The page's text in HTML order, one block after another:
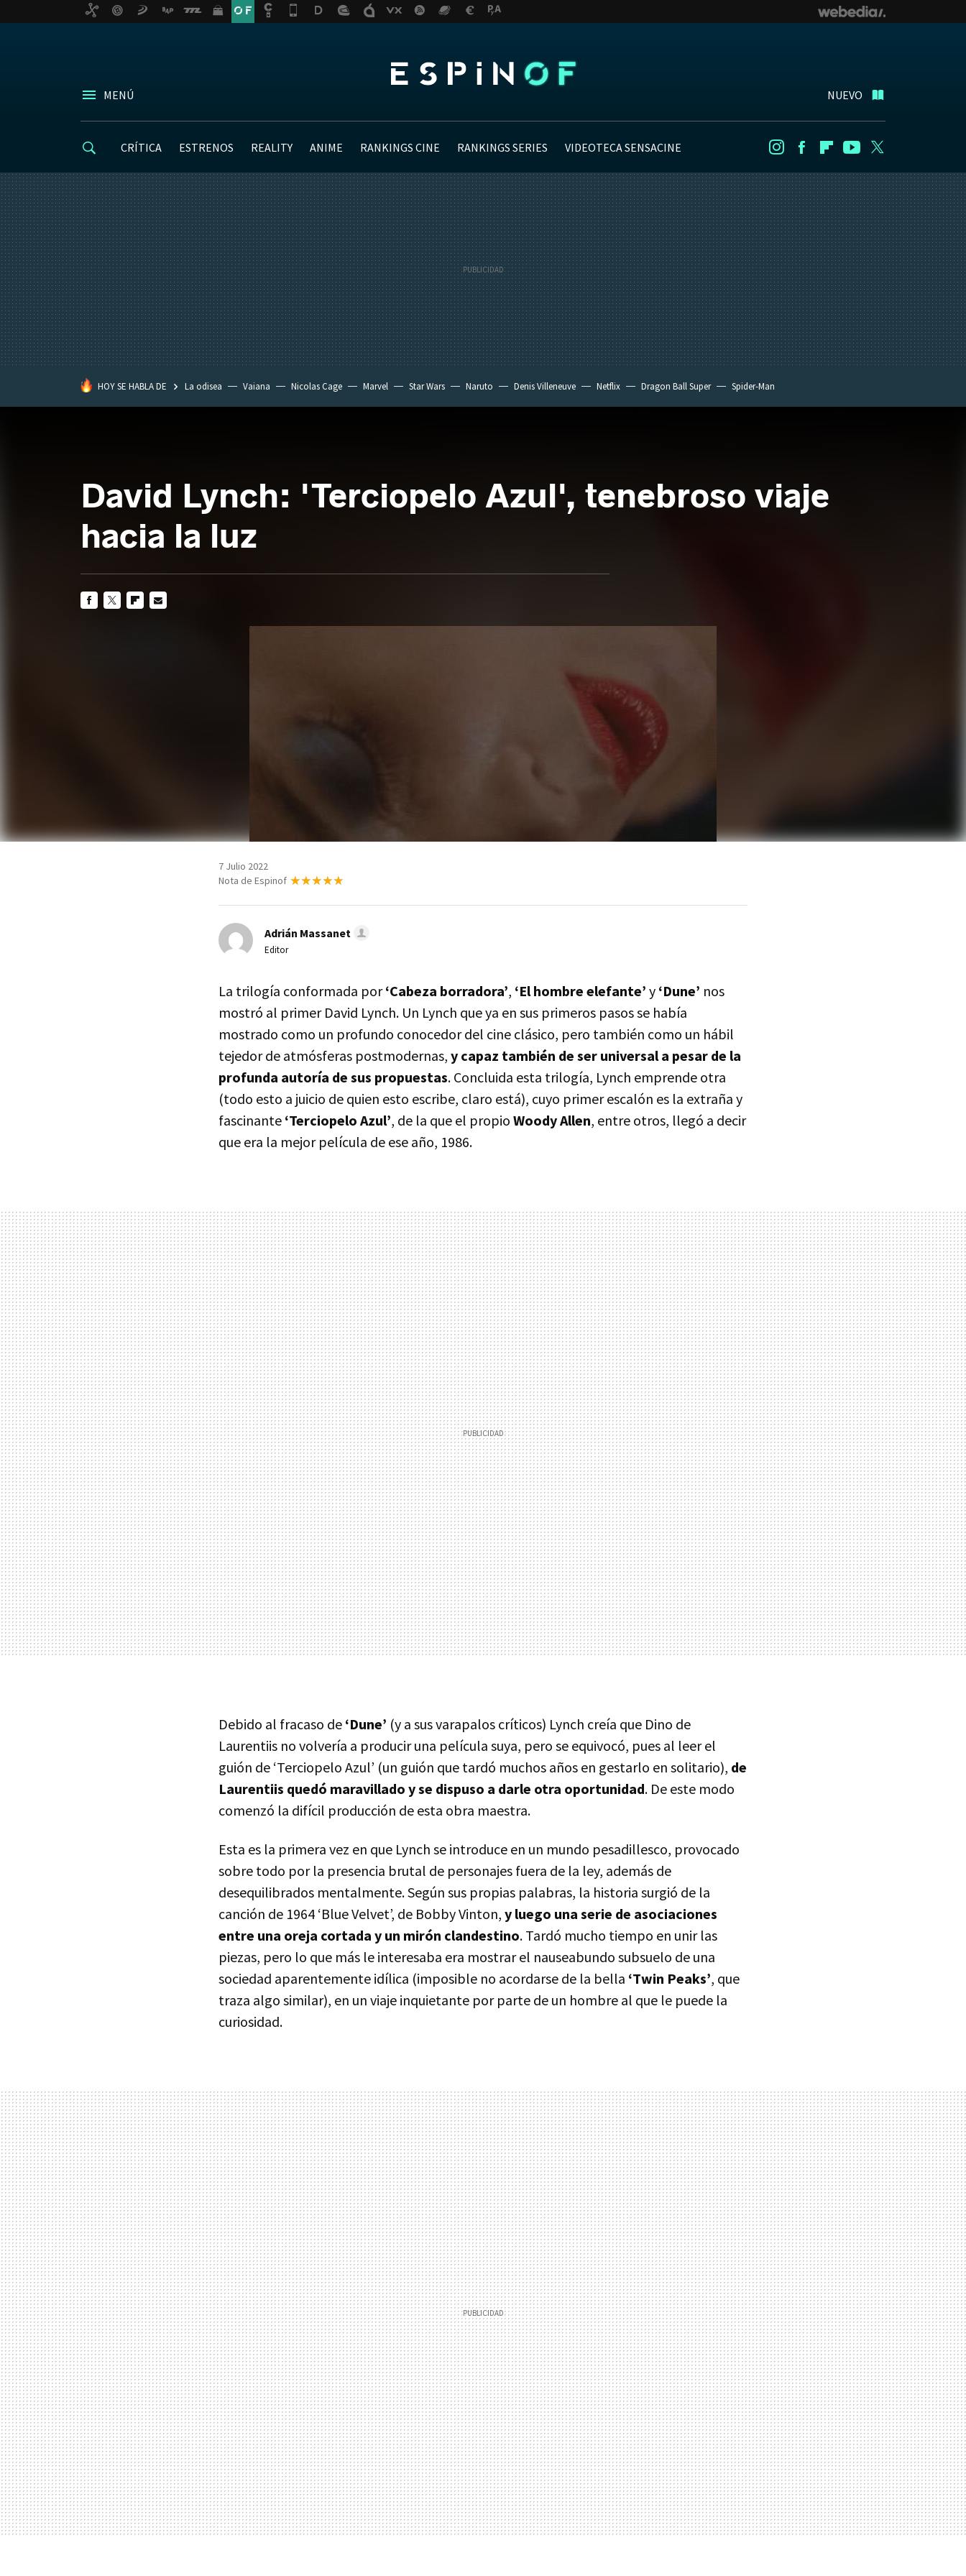
MENÚ NUEVO
CRÍTICA ESTRENOS REALITY ANIME RANKINGS CINE RANKINGS SERIES VIDEOTECA SENSACINE InstagramFacebookFlipboard
Youtube
HOY SE HABLA DE La odisea Vaiana Nicolas Cage Marvel Star Wars Naruto Denis Villeneuve Netflix Dragon Ball Super Spider-Man
David Lynch: 'Terciopelo Azul', tenebroso viaje
hacia la luz
7 Julio 2022
Nota de Espinof
Adrián Massanet
Editor
La trilogía conformada por‘Cabeza borradora’, ‘El hombre elefante’ y ‘Dune’ nos
mostró al primer David Lynch. Un Lynch que ya en sus primeros pasos se había
mostrado como un profundo conocedor del cine clásico, pero también como un hábil
tejedor de atmósferas postmodernas, y capaz también de ser universal a pesar de la
profunda autoría de sus propuestas. Concluida esta trilogía, Lynch emprende otra
(todo esto a juicio de quien esto escribe, claro está), cuyo primer escalón es la extraña y
fascinante ‘Terciopelo Azul’, de la que el propio Woody Allen, entre otros, llegó a decir
que era la mejor película de ese año, 1986.
Debido al fracaso de ‘Dune’ (y a sus varapalos críticos) Lynch creía que Dino de
Laurentiis no volvería a producir una película suya, pero se equivocó, pues al leer el
guión de ‘Terciopelo Azul’ (un guión que tardó muchos años en gestarlo en solitario), de
Laurentiis quedó maravillado y se dispuso a darle otra oportunidad. De este modo
comenzó la difícil producción de esta obra maestra.
Esta es la primera vez en que Lynch se introduce en un mundo pesadillesco, provocado
sobre todo por la presencia brutal de personajes fuera de la ley, además de
desequilibrados mentalmente. Según sus propias palabras, la historia surgió de la
canción de 1964 ‘Blue Velvet’, de Bobby Vinton, y luego una serie de asociaciones
entre una oreja cortada y un mirón clandestino. Tardó mucho tiempo en unir las
piezas, pero lo que más le interesaba era mostrar el nauseabundo subsuelo de una
sociedad aparentemente idílica (imposible no acordarse de la bella ‘Twin Peaks’, que
traza algo similar), en un viaje inquietante por parte de un hombre al que le puede la
curiosidad.